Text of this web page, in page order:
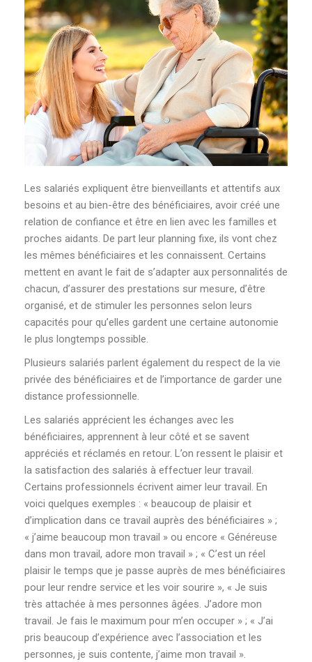
Les salariés expliquent être bienveillants et attentifs aux
besoins et au bien-être des bénéficiaires, avoir créé une
relation de confiance et être en lien avec les familles et
proches aidants. De part leur planning fixe, ils vont chez
les mêmes bénéficiaires et les connaissent. Certains
mettent en avant le fait de s’adapter aux personnalités de
chacun, d’assurer des prestations sur mesure, d’être
organisé, et de stimuler les personnes selon leurs
capacités pour qu’elles gardent une certaine autonomie
le plus longtemps possible.
Plusieurs salariés parlent également du respect de la vie
privée des bénéficiaires et de l’importance de garder une
distance professionnelle.
Les salariés apprécient les échanges avec les
bénéficiaires, apprennent à leur côté et se savent
appréciés et réclamés en retour. L’on ressent le plaisir et
la satisfaction des salariés à effectuer leur travail.
Certains professionnels écrivent aimer leur travail. En
voici quelques exemples : « beaucoup de plaisir et
d’implication dans ce travail auprès des bénéficiaires » ;
« j’aime beaucoup mon travail » ou encore « Généreuse
dans mon travail, adore mon travail » ; « C’est un réel
plaisir le temps que je passe auprès de mes bénéficiaires
pour leur rendre service et les voir sourire », « Je suis
très attachée à mes personnes âgées. J’adore mon
travail. Je fais le maximum pour m’en occuper » ; « J’ai
pris beaucoup d’expérience avec l’association et les
personnes, je suis contente, j’aime mon travail ».